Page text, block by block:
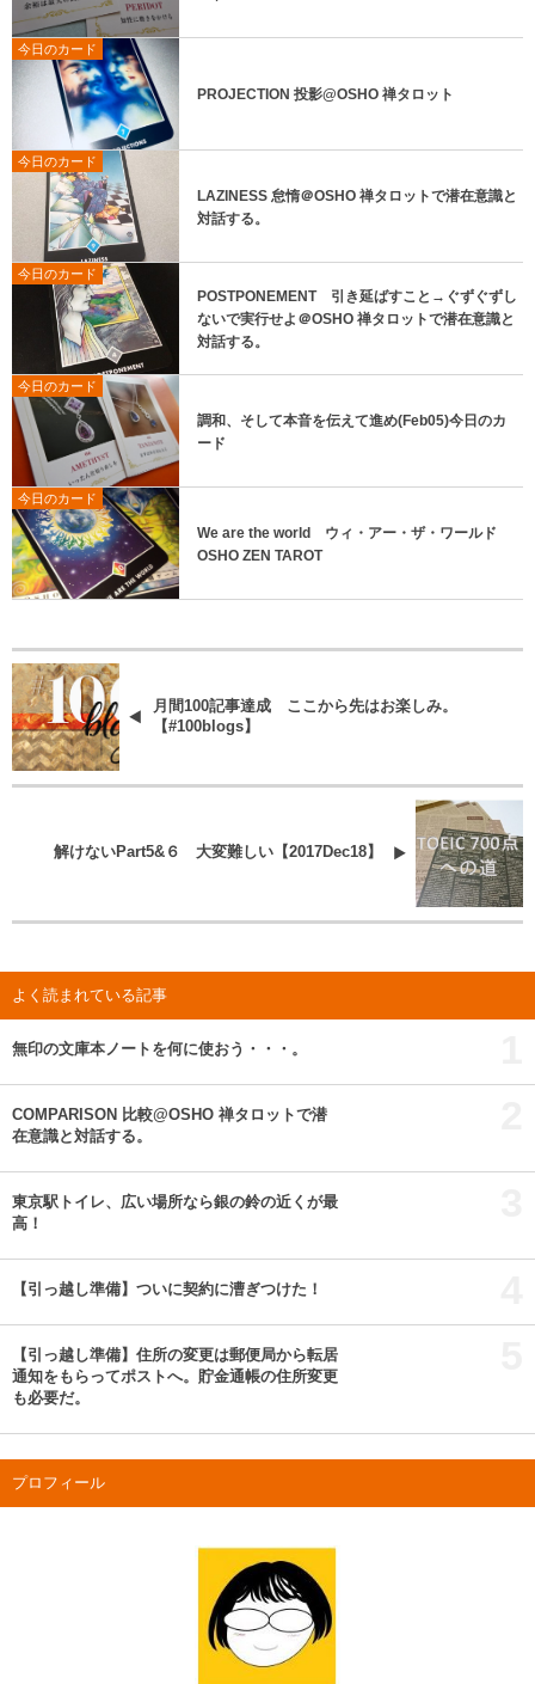
今日のカード
PROJECTION 投影@OSHO 禅タロット
今日のカード
LAZINESS 怠惰＠OSHO 禅タロットで潜在意識と
対話する。
今日のカード
POSTPONEMENT 引き延ばすこと→ぐずぐずし
ないで実行せよ＠OSHO 禅タロットで潜在意識と
対話する。
今日のカード
調和、そして本音を伝えて進め(Feb05)今日のカ
ード
今日のカード
We are the world ウィ・アー・ザ・ワールド
OSHO ZEN TAROT
月間100記事達成 ここから先はお楽しみ。
【#100blogs】
解けないPart5&６ 大変難しい【2017Dec18】
よく読まれている記事
無印の文庫本ノートを何に使おう・・・。
COMPARISON 比較@OSHO 禅タロットで潜
在意識と対話する。
東京駅トイレ、広い場所なら銀の鈴の近くが最
高！
【引っ越し準備】ついに契約に漕ぎつけた！
【引っ越し準備】住所の変更は郵便局から転居
通知をもらってポストへ。貯金通帳の住所変更
も必要だ。
プロフィール